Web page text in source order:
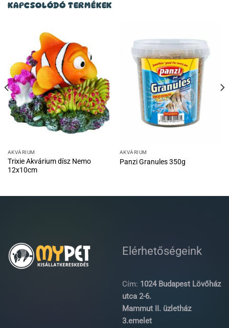
KAPCSOLÓDÓ TERMÉKEK
AKVÁRIUM
Trixie Akvárium dísz Nemo
12x10cm
AKVÁRIUM
Panzi Granules 350g
Elérhetőségeink
Cím: 1024 Budapest Lövőház
utca 2-6.
Mammut II. üzletház
3.emelet